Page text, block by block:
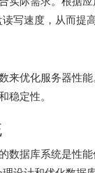
写速度，从而提高
优化服务器性
定性。
据库系统是性能